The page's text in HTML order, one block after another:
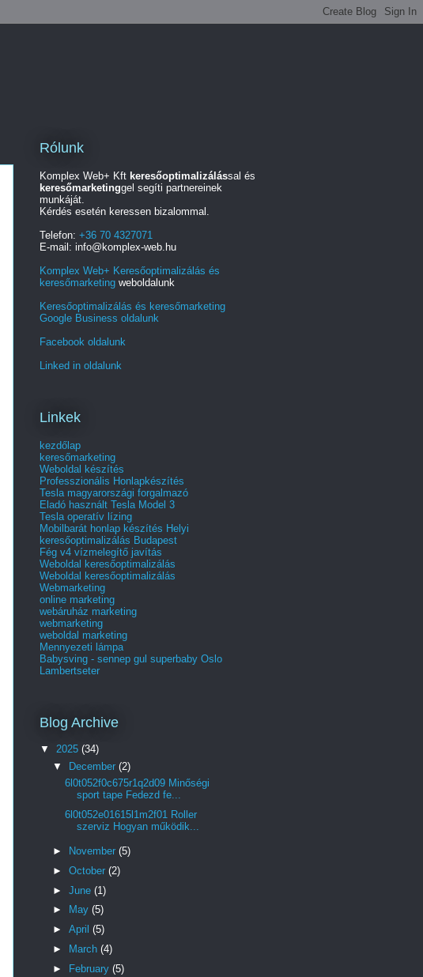
Rólunk
Komplex Web+ Kft keresőoptimalizálással és
keresőmarketinggel segíti partnereinek
munkáját.
Kérdés esetén keressen bizalommal.
Telefon: +36 70 4327071
E-mail: info@komplex-web.hu
Komplex Web+ Keresőoptimalizálás és
keresőmarketing weboldalunk
Keresőoptimalizálás és keresőmarketing
Google Business oldalunk
Facebook oldalunk
Linked in oldalunk
Linkek
kezdőlap
keresőmarketing
Weboldal készítés
Professzionális Honlapkészítés
Tesla magyarországi forgalmazó
Eladó használt Tesla Model 3
Tesla operatív lízing
Mobilbarát honlap készítés Helyi
keresőoptimalizálás Budapest
Fég v4 vízmelegítő javítás
Weboldal keresőoptimalizálás
Weboldal keresőoptimalizálás
Webmarketing
online marketing
webáruház marketing
webmarketing
weboldal marketing
Mennyezeti lámpa
Babysving - sennep gul superbaby Oslo
Lambertseter
Blog Archive
▼ 2025 (34)
▼ December (2)
6l0t052f0c675r1q2d09 Minőségi
sport tape Fedezd fe...
6l0t052e01615l1m2f01 Roller
szerviz Hogyan működik...
► November (5)
► October (2)
► June (1)
►
May (5)
► April (5)
►
March (4)
► February (5)